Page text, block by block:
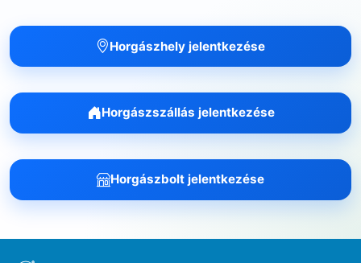
Horgászhely jelentkezése
Horgászszállás jelentkezése
Horgászbolt jelentkezése